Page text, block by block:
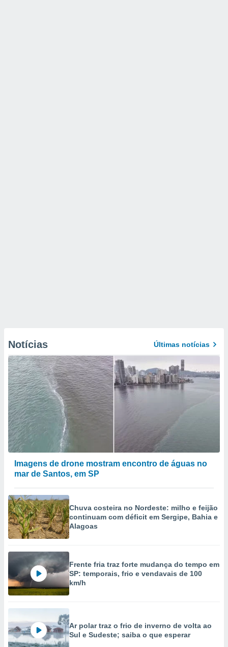
Notícias Últimas notícias
Imagens de drone mostram encontro de águas no
mar de Santos, em SP
Chuva costeira no Nordeste: milho e feijão
continuam com déficit em Sergipe, Bahia e
Alagoas
Frente fria traz forte mudança do tempo em
SP: temporais, frio e vendavais de 100
km/h
Ar polar traz o frio de inverno de volta ao
Sul e Sudeste; saiba o que esperar